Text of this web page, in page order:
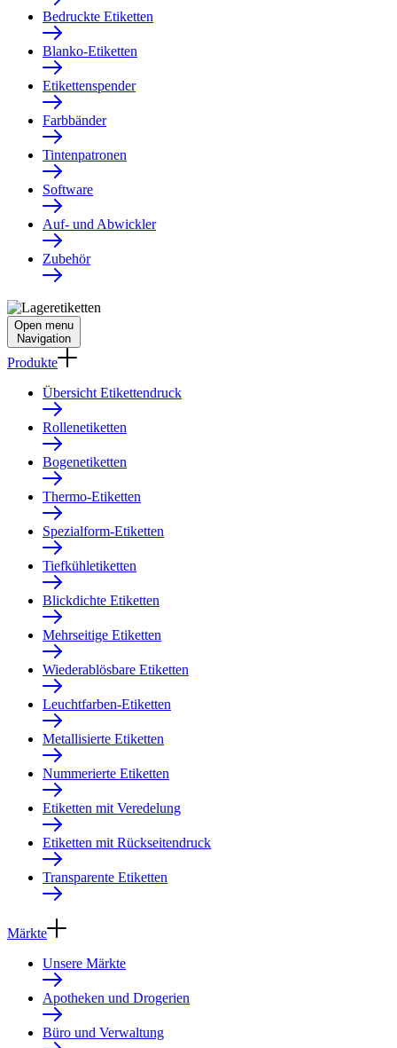
Bedruckte Etiketten
Blanko-Etiketten
Etikettenspender
Farbbänder
Tintenpatronen
Software
Auf- und Abwickler
Zubehör
Open menu
Navigation
Produkte
Übersicht Etikettendruck
Rollenetiketten
Bogenetiketten
Thermo-Etiketten
Spezialform-Etiketten
Tiefkühletiketten
Blickdichte Etiketten
Mehrseitige Etiketten
Wiederablösbare Etiketten
Leuchtfarben-Etiketten
Metallisierte Etiketten
Nummerierte Etiketten
Etiketten mit Veredelung
Etiketten mit Rückseitendruck
Transparente Etiketten
Märkte
Unsere Märkte
Apotheken und Drogerien
Büro und Verwaltung